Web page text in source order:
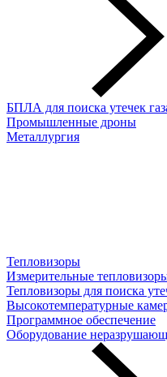
БПЛА для поиска утечек
Промышленные дроны
Металлургия
Тепловизоры
Измерительные
Тепловизоры для поиска
Высокотемпературные
Программное обеспечение
Оборудование